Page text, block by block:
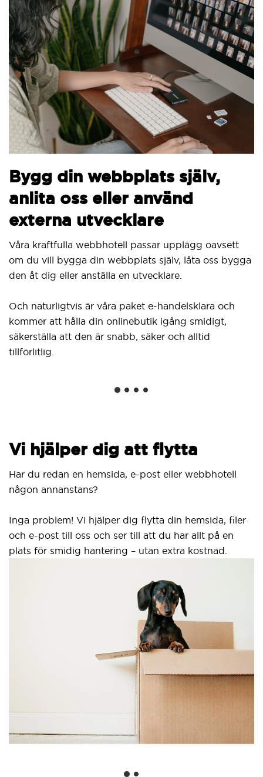
din webbplats själv,
oss eller använd
utvecklare
kraftfulla webbhotell passar upplägg oavsett
du vill bygga din webbplats själv, låta oss bygga
åt dig eller anställa en utvecklare.
naturligtvis är våra paket e-handelsklara och
att hålla din onlinebutik igång smidigt,
att den är snabb, säker och alltid
Du
hjälper dig att flytta
du redan en hemsida, e-post eller webbhotell
annanstans?
problem! Vi hjälper dig flytta din hemsida, filer
e-post till oss och ser till att du har allt på en
för smidig hantering – utan extra kostnad.